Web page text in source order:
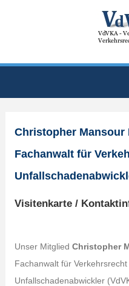
Christopher Mansour
Fachanwalt für
Visitenkarte /
Unser Mitglied Christopher
Fachanwalt für
Unfallschadenabwickler